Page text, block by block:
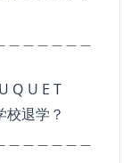
E T
学？